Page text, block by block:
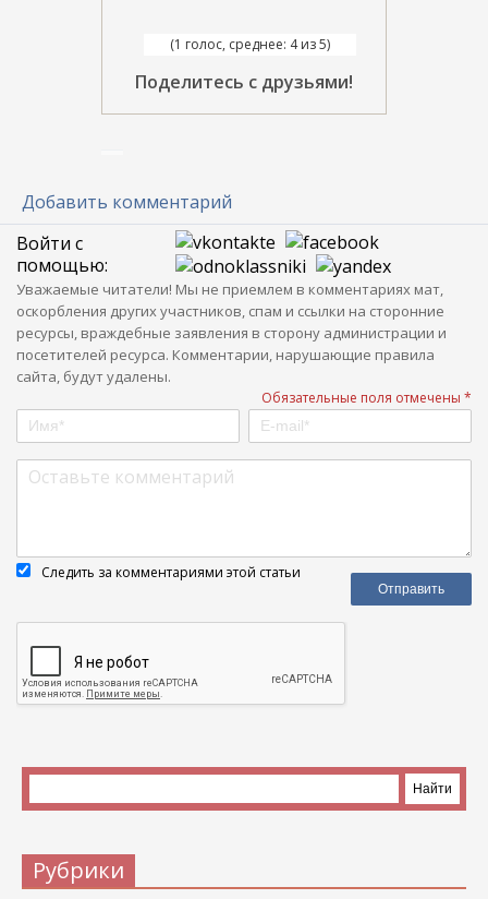
(1 голос, среднее: 4 из 5)
Поделитесь с друзьями!
Добавить комментарий
Войти с
помощью:
Уважаемые читатели! Мы не приемлем в комментариях мат,
оскорбления других участников, спам и ссылки на сторонние
ресурсы, враждебные заявления в сторону администрации и
посетителей ресурса. Комментарии, нарушающие правила
сайта, будут удалены.
Обязательные поля отмечены *
Следить за комментариями этой статьи
Рубрики